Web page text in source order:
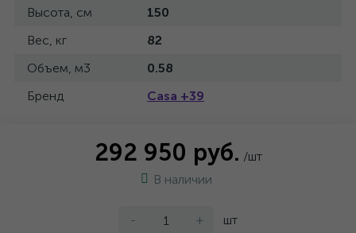
Высота, см
150
Вес, кг
82
Объем, м3
0.58
Бренд
Casa +39
292 950 руб. /шт
В наличии
- + шт